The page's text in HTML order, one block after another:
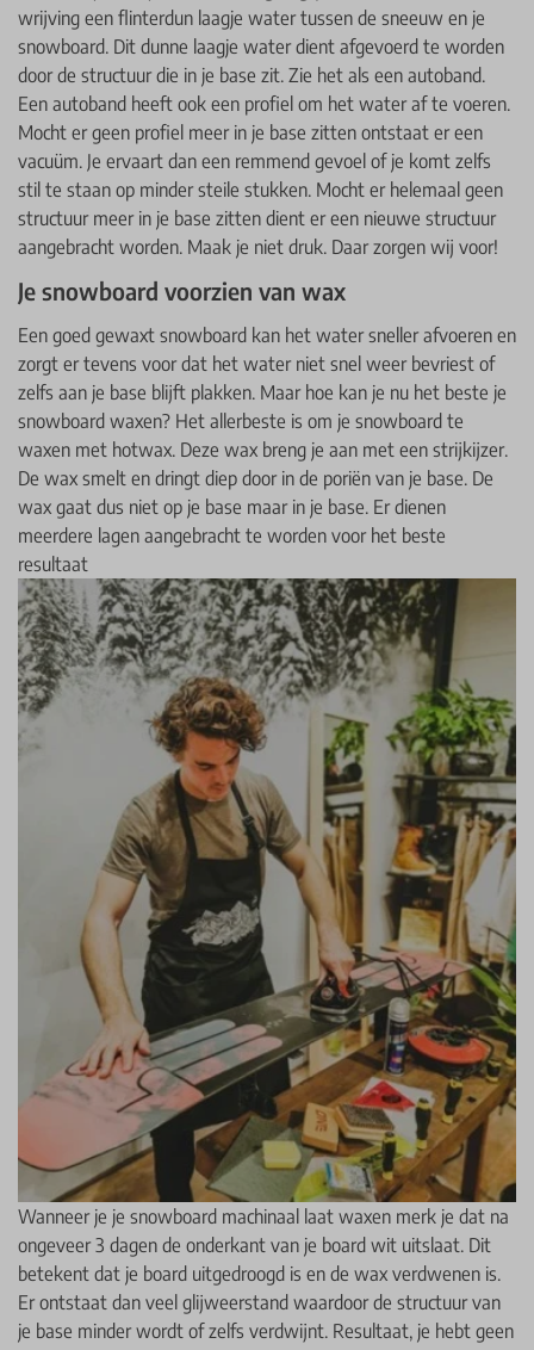
wrijving een flinterdun laagje water tussen de sneeuw en je
snowboard. Dit dunne laagje water dient afgevoerd te worden
door de structuur die in je base zit. Zie het als een autoband.
Een autoband heeft ook een profiel om het water af te voeren.
Mocht er geen profiel meer in je base zitten ontstaat er een
vacuüm. Je ervaart dan een remmend gevoel of je komt zelfs
stil te staan op minder steile stukken. Mocht er helemaal geen
structuur meer in je base zitten dient er een nieuwe structuur
aangebracht worden. Maak je niet druk. Daar zorgen wij voor!
Je snowboard voorzien van wax
Een goed gewaxt snowboard kan het water sneller afvoeren en
zorgt er tevens voor dat het water niet snel weer bevriest of
zelfs aan je base blijft plakken. Maar hoe kan je nu het beste je
snowboard waxen? Het allerbeste is om je snowboard te
waxen met hotwax. Deze wax breng je aan met een strijkijzer.
De wax smelt en dringt diep door in de poriën van je base. De
wax gaat dus niet op je base maar in je base. Er dienen
meerdere lagen aangebracht te worden voor het beste
resultaat
Wanneer je je snowboard machinaal laat waxen merk je dat na
ongeveer 3 dagen de onderkant van je board wit uitslaat. Dit
betekent dat je board uitgedroogd is en de wax verdwenen is.
Er ontstaat dan veel glijweerstand waardoor de structuur van
je base minder wordt of zelfs verdwijnt. Resultaat, je hebt geen